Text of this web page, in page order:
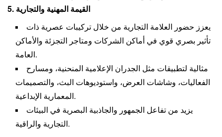
5. القيمة المهنية والتجارية
يعزز حضور العلامة التجارية من خلال تركيبات عصرية ذات
تأثير بصري قوي في أماكن الشركات ومتاجر التجزئة والأماكن
العامة.
مثالية لتطبيقات مثل الجدران الإعلامية المنحنية، ومسارح
الفعاليات، وشاشات العرض، واستوديوهات البث، والتصميمات
المعمارية الإبداعية.
يزيد من تفاعل الجمهور والجاذبية البصرية في البيئات
التجارية والراقية.